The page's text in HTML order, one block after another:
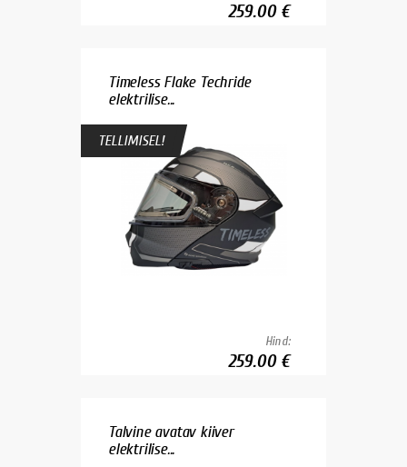
259.00 €
Timeless Flake Techride
elektrilise...
TELLIMISEL!
Hind:
259.00 €
Talvine avatav kiiver
elektrilise...